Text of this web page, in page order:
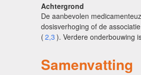
Achtergrond
De aanbevolen
dosisverhoging of de
( 2,3 ). Verdere onderbouwing
Samenvatting